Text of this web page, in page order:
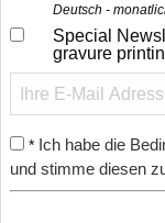
Deutsch -
Special
gravure
* Ich habe die
und stimme diesen